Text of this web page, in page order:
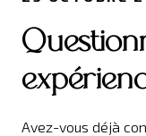
Avez-vous déjà